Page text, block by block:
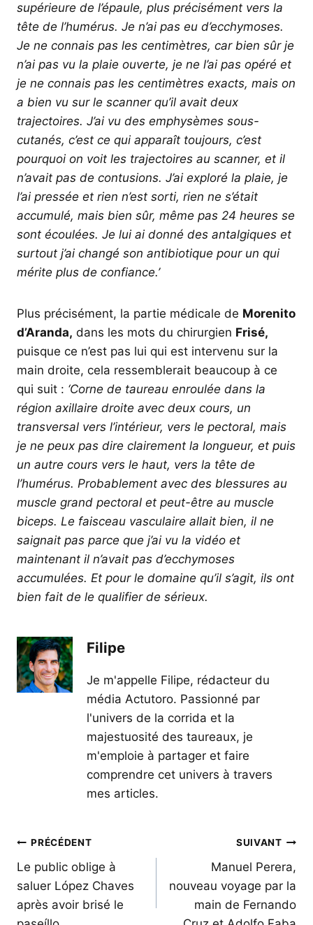
supérieure de l’épaule, plus précisément vers la
tête de l’humérus. Je n’ai pas eu d’ecchymoses.
Je ne connais pas les centimètres, car bien sûr je
n’ai pas vu la plaie ouverte, je ne l’ai pas opéré et
je ne connais pas les centimètres exacts, mais on
a bien vu sur le scanner qu’il avait deux
trajectoires. J’ai vu des emphysèmes sous-
cutanés, c’est ce qui apparaît toujours, c’est
pourquoi on voit les trajectoires au scanner, et il
n’avait pas de contusions. J’ai exploré la plaie, je
l’ai pressée et rien n’est sorti, rien ne s’était
accumulé, mais bien sûr, même pas 24 heures se
sont écoulées. Je lui ai donné des antalgiques et
surtout j’ai changé son antibiotique pour un qui
mérite plus de confiance.’
Plus précisément, la partie médicale de Morenito
d’Aranda, dans les mots du chirurgien Frisé,
puisque ce n’est pas lui qui est intervenu sur la
main droite, cela ressemblerait beaucoup à ce
qui suit : ‘Corne de taureau enroulée dans la
région axillaire droite avec deux cours, un
transversal vers l’intérieur, vers le pectoral, mais
je ne peux pas dire clairement la longueur, et puis
un autre cours vers le haut, vers la tête de
l’humérus. Probablement avec des blessures au
muscle grand pectoral et peut-être au muscle
biceps. Le faisceau vasculaire allait bien, il ne
saignait pas parce que j’ai vu la vidéo et
maintenant il n’avait pas d’ecchymoses
accumulées. Et pour le domaine qu’il s’agit, ils ont
bien fait de le qualifier de sérieux.
Filipe
Je m'appelle Filipe, rédacteur du
média Actutoro. Passionné par
l'univers de la corrida et la
majestuosité des taureaux, je
m'emploie à partager et faire
comprendre cet univers à travers
mes articles.
Navigation
de
l’article
PRÉCÉDENT
Le public oblige à
saluer López Chaves
après avoir brisé le
SUIVANT
Manuel Perera,
nouveau voyage par la
main de Fernando